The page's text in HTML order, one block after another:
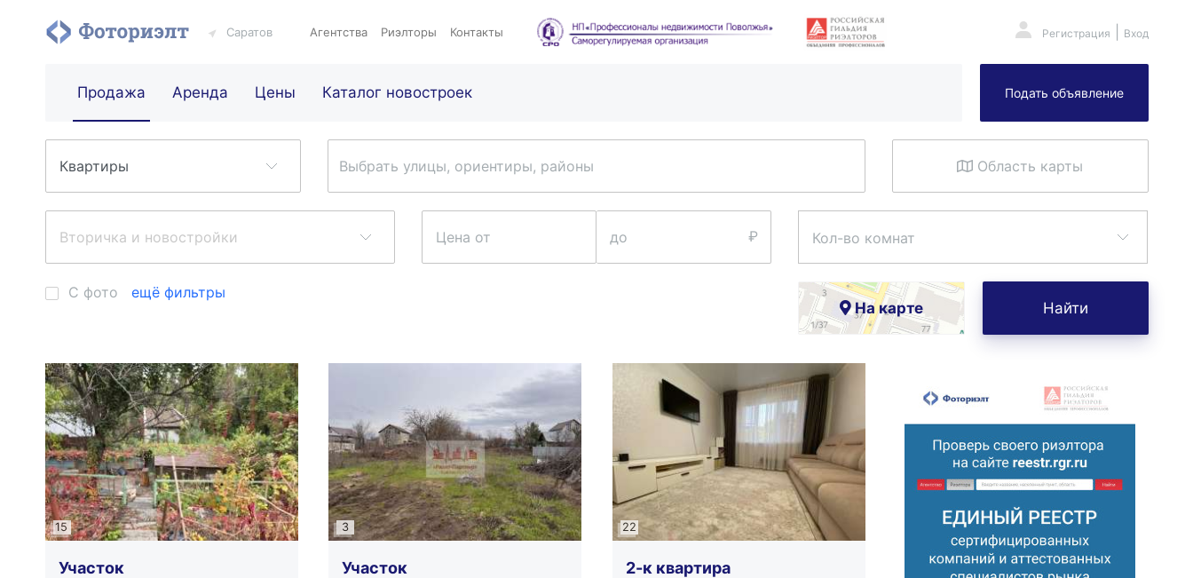
Саратов Агентства Риэлторы Контакты Регистрация Вход
Продажа Аренда Цены Каталог новостроек Подать объявление
Выбрать улицы, ориентиры, районы Область карты
Кол-во комнат
С фото
ещё фильтры
На карте
Найти
15
Участок
3
Участок
22
2-к квартира